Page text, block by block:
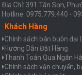
Địa Chỉ: 391 Tân Sơn,
Hotline: 0975.779.440 -
Khách Hàng
Chính sách bán buôn đại
Hưỡng Dẫn Đặt Hàng
Thanh Toán Qua Ngân
Chính sách vận chuyển,